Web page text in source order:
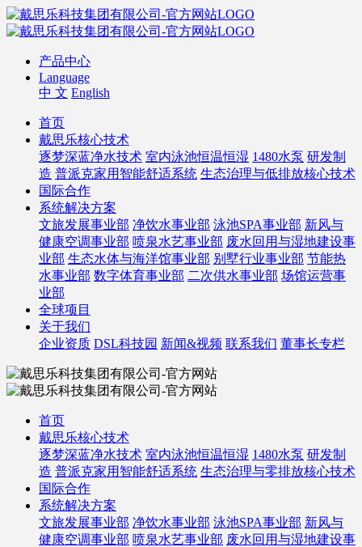
产品中心
Language
中 文 English
首页
戴思乐核心技术
逐梦深蓝净水技术 室内泳池恒温恒湿 1480水泵 研发制
造 普派克家用智能舒适系统 生态治理与低排放核心技术
国际合作
系统解决方案
文旅发展事业部 净饮水事业部 泳池SPA事业部 新风与
健康空调事业部 喷泉水艺事业部 废水回用与湿地建设事
业部 生态水体与海洋馆事业部 别墅行业事业部 节能热
水事业部 数字体育事业部 二次供水事业部 场馆运营事
业部
全球项目
关于我们
企业资质 DSL科技园 新闻&视频 联系我们 董事长专栏
首页
戴思乐核心技术
逐梦深蓝净水技术 室内泳池恒温恒湿 1480水泵 研发制
造 普派克家用智能舒适系统 生态治理与零排放核心技术
国际合作
系统解决方案
文旅发展事业部 净饮水事业部 泳池SPA事业部 新风与
健康空调事业部 喷泉水艺事业部 废水回用与湿地建设事